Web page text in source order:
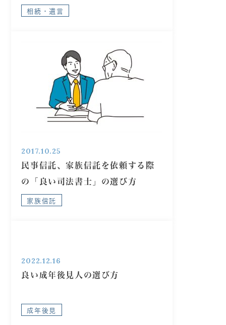
相続・遺言
2017.10.25
民事信託、家族信託を依頼する際
の「良い司法書士」の選び方
家族信託
2022.12.16
良い成年後見人の選び方
成年後見